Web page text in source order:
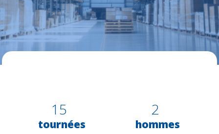
15
tournées
2
hommes